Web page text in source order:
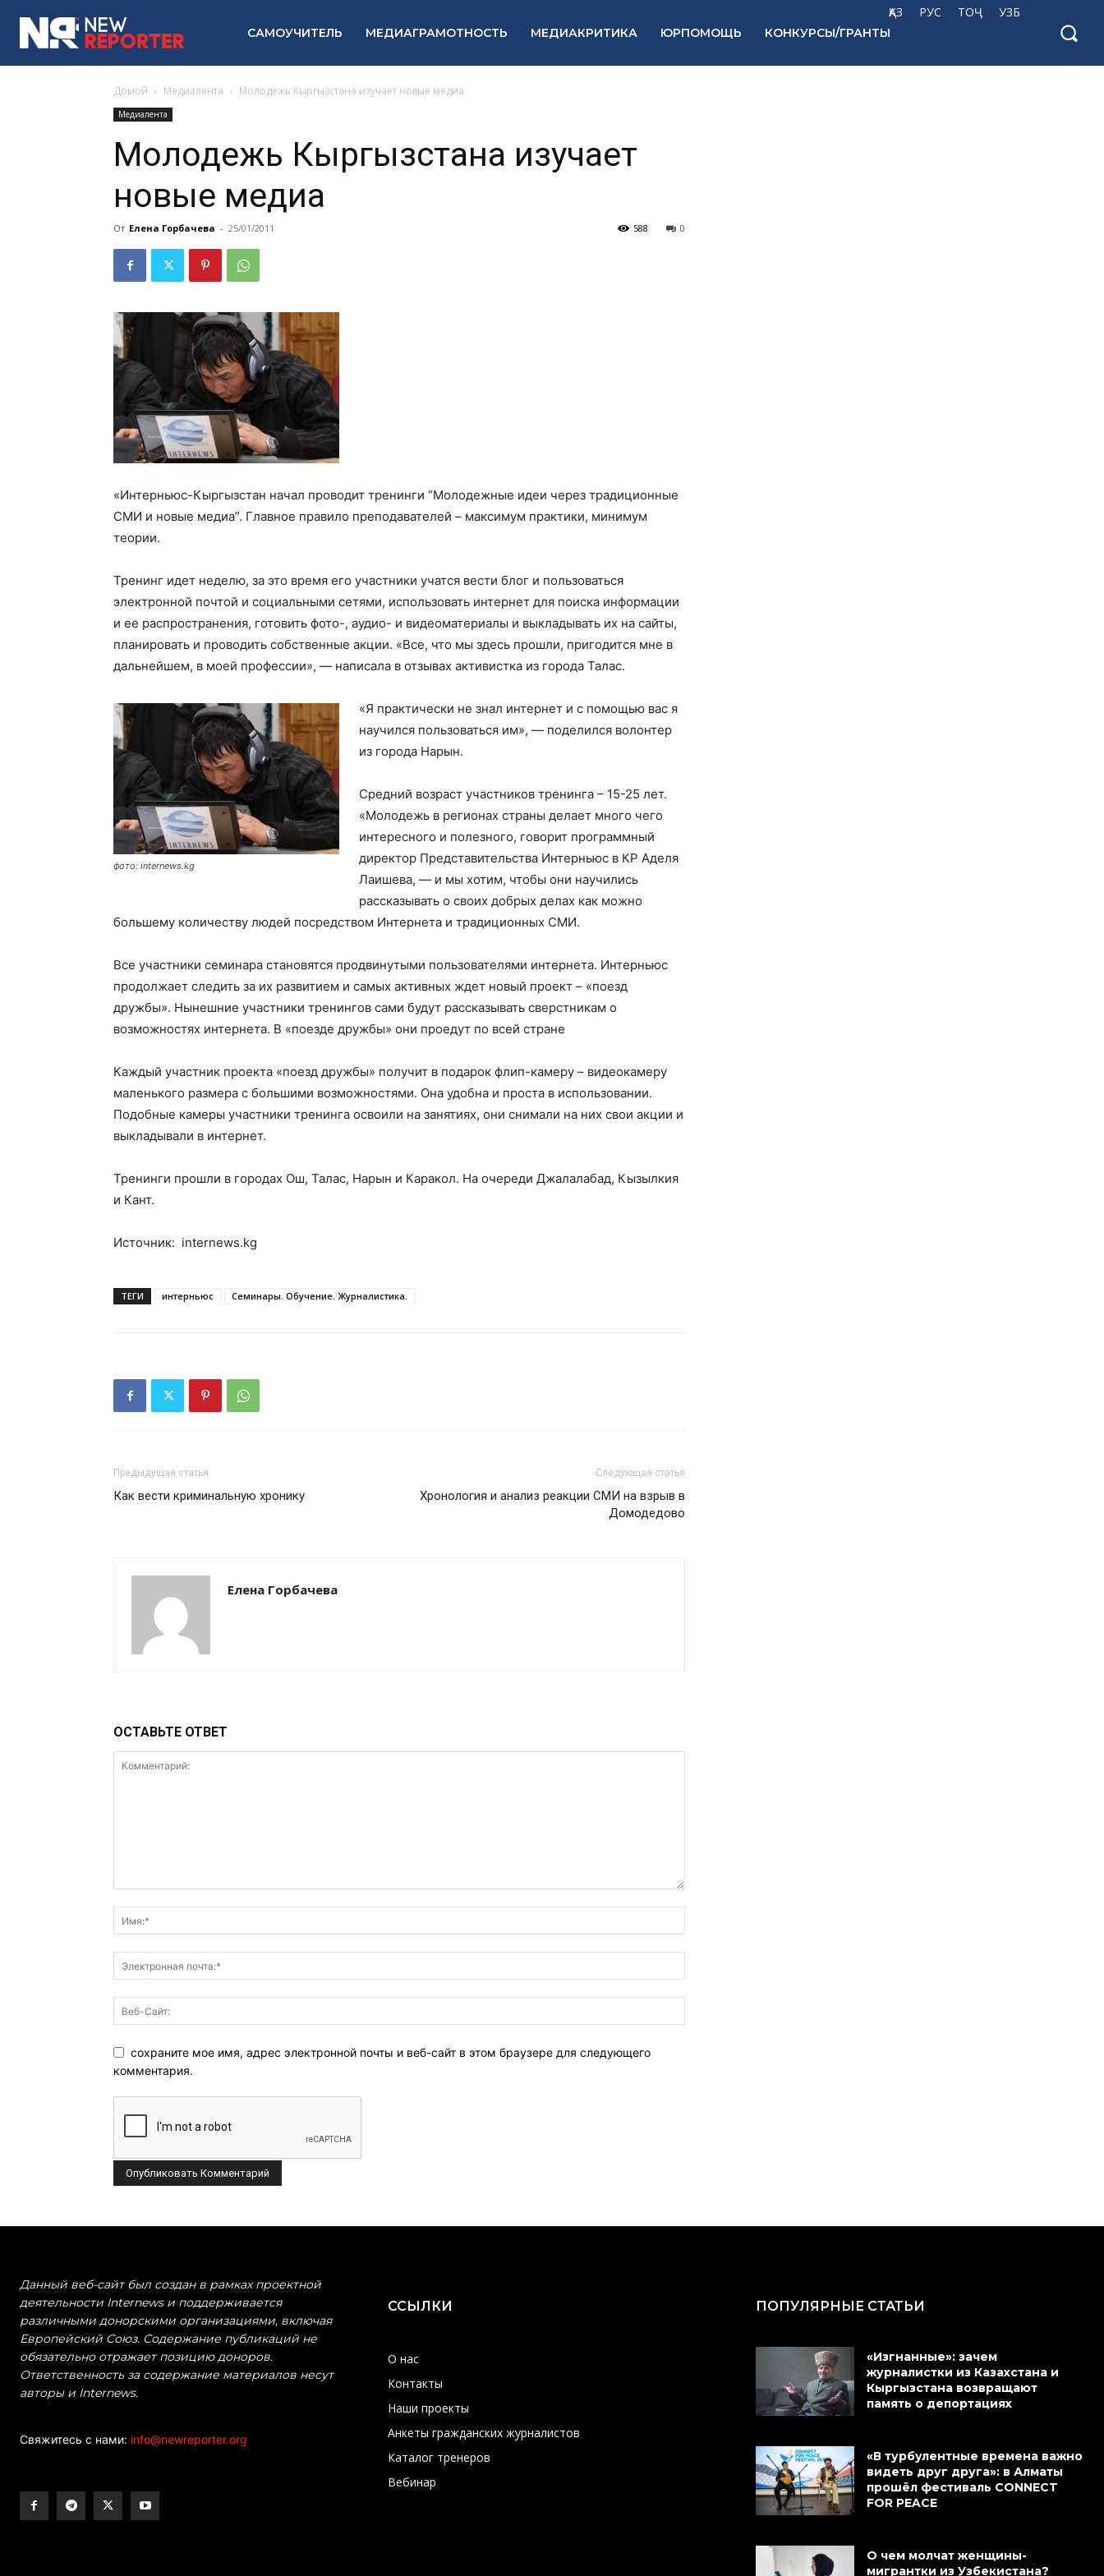
ҚАЗ РУС ТОҶ УЗБ
САМОУЧИТЕЛЬ МЕДИАГРАМОТНОСТЬ МЕДИАКРИТИКА ЮРПОМОЩЬ КОНКУРСЫ/ГРАНТЫ
Домой Медиалента Молодежь Кыргызстана изучает новые медиа
Медиалента
Молодежь Кыргызстана изучает
новые медиа
От Елена Горбачева - 25/01/2011 0
588
«Интерньюс-Кыргызстан начал проводит тренинги “Молодежные идеи через традиционные
СМИ и новые медиа”. Главное правило преподавателей – максимум практики, минимум
теории.
Тренинг идет неделю, за это время его участники учатся вести блог и пользоваться
электронной почтой и социальными сетями, использовать интернет для поиска информации
и ее распространения, готовить фото-, аудио- и видеоматериалы и выкладывать их на сайты,
планировать и проводить собственные акции. «Все, что мы здесь прошли, пригодится мне в
дальнейшем, в моей профессии», — написала в отзывах активистка из города Талас.
фото: internews.kg
«Я практически не знал интернет и с помощью вас я
научился пользоваться им», — поделился волонтер
из города Нарын.
Средний возраст участников тренинга – 15-25 лет.
«Молодежь в регионах страны делает много чего
интересного и полезного, говорит программный
директор Представительства Интерньюс в КР Аделя
Лаишева, — и мы хотим, чтобы они научились
рассказывать о своих добрых делах как можно
большему количеству людей посредством Интернета и традиционных СМИ.
Все участники семинара становятся продвинутыми пользователями интернета. Интерньюс
продолжает следить за их развитием и самых активных ждет новый проект – «поезд
дружбы». Нынешние участники тренингов сами будут рассказывать сверстникам о
возможностях интернета. В «поезде дружбы» они проедут по всей стране
Каждый участник проекта «поезд дружбы» получит в подарок флип-камеру – видеокамеру
маленького размера с большими возможностями. Она удобна и проста в использовании.
Подобные камеры участники тренинга освоили на занятиях, они снимали на них свои акции и
выкладывали в интернет.
Тренинги прошли в городах Ош, Талас, Нарын и Каракол. На очереди Джалалабад, Кызылкия
и Кант.
Источник: internews.kg
ТЕГИ интерньюс Семинары. Обучение. Журналистика.
Предыдущая статья
Как вести криминальную хронику
Следующая статья
Хронология и анализ реакции СМИ на взрыв в
Домодедово
Елена Горбачева
ОСТАВЬТЕ ОТВЕТ
сохраните мое имя, адрес электронной почты и веб-сайт в этом браузере для следующего
комментария.
Данный веб-сайт был создан в рамках проектной
деятельности Internews и поддерживается
различными донорскими организациями, включая
Европейский Союз. Содержание публикаций не
обязательно отражает позицию доноров.
Ответственность за содержание материалов несут
авторы и Internews.
Свяжитесь с нами: info@newreporter.org
ССЫЛКИ
О нас
Контакты
Наши проекты
Анкеты гражданских журналистов
Каталог тренеров
Вебинар
ПОПУЛЯРНЫЕ СТАТЬИ
«Изгнанные»: зачем
журналистки из Казахстана и
Кыргызстана возвращают
память о депортациях
«В турбулентные времена важно
видеть друг друга»: в Алматы
прошёл фестиваль CONNECT
FOR PEACE
О чем молчат женщины-
мигрантки из Узбекистана?